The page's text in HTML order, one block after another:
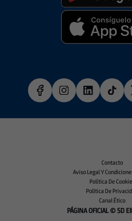
Contacto
Aviso Legal Y
Política De
Política De
Canal Ético
PÁGINA OFICIAL © SD